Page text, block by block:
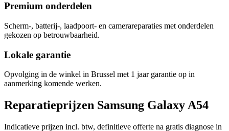
Premium onderdelen
Scherm-, batterij-, laadpoort- en camerareparaties met onderdelen
gekozen op betrouwbaarheid.
Lokale garantie
Opvolging in de winkel in Brussel met 1 jaar garantie op in
aanmerking komende werken.
Reparatieprijzen Samsung Galaxy A54
Indicatieve prijzen incl. btw, definitieve offerte na gratis diagnose in